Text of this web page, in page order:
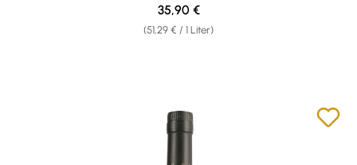
(51,29 € / 1 Liter)
Regulärer Preis:
35,90 €